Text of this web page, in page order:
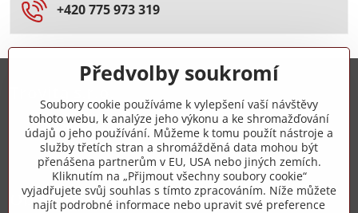
+420 775 973 319
+420 775 973 319
info​@zipzop​.cz
Objednávky
Předvolby soukromí
Soubory cookie používáme k vylepšení vaší návštěvy
tohoto webu, k analýze jeho výkonu a ke shromažďování
údajů o jeho používání. Můžeme k tomu použít nástroje a
služby třetích stran a shromážděná data mohou být
přenášena partnerům v EU, USA nebo jiných zemích.
Kliknutím na „Přijmout všechny soubory cookie“
vyjadřujete svůj souhlas s tímto zpracováním. Níže můžete
najít podrobné informace nebo upravit své preference